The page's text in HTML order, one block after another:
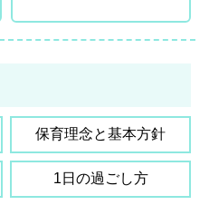
情報
ート部門
保育理念と基本方針
1日の過ごし方